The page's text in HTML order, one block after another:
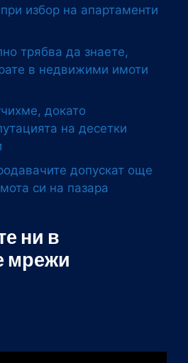
избор на апартаменти
трябва да знаете,
в недвижими имоти
докато
на десетки
допускат още
си на пазара
ни в
мрежи